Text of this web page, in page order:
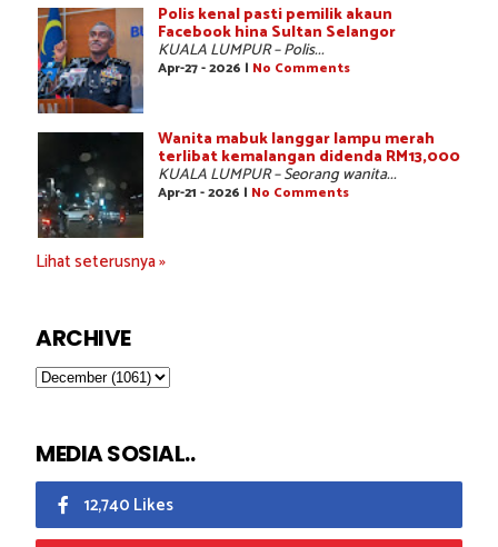
Polis kenal pasti pemilik akaun
Facebook hina Sultan Selangor
KUALA LUMPUR – Polis...
Apr-27 - 2026 | No Comments
Wanita mabuk langgar lampu merah
terlibat kemalangan didenda RM13,000
KUALA LUMPUR – Seorang wanita...
Apr-21 - 2026 | No Comments
Lihat seterusnya »
ARCHIVE
MEDIA SOSIAL..
12,740 Likes